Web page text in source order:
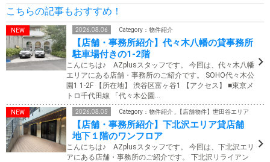
こちらの記事もおすすめ！
2026.08.06 Category：物件紹介
【店舗・事務所紹介】代々木八幡の貸事務所
駐車場付きの1-2階
こんにちは♪ AZplusスタッフです。 今回は、代々木八幡
エリアにある店舗・事務所のご紹介です。 SOHO代々木公
園1 1-2F 【所在地】 渋谷区富ヶ谷1 【アクセス】 ■東京メ
トロ千代田線 「代々木公園…
2026.08.05 Category：物件紹介 , 【店舗物件】世田谷エリア
【店舗・事務所紹介】下北沢エリア貸店舗
地下１階のワンフロア
こんにちは♪ AZplusスタッフです。 今回は、下北沢エリ
アにある店舗・事務所のご紹介です。 下北沢リライアン